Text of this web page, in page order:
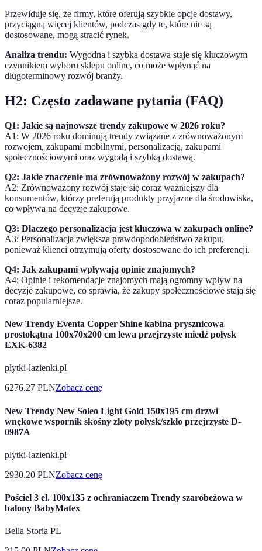
Przewiduje się, że firmy, które oferują szybkie opcje dostawy,
przyciągną więcej klientów, podczas gdy te, które nie są
dostosowane, mogą stracić rynek.
Analiza trendu: Wygodna i szybka dostawa staje się kluczowym
czynnikiem wyboru sklepu online, co może wpłynąć na
długoterminowy rozwój branży.
H2: Często zadawane pytania (FAQ)
Q1: Jakie są najnowsze trendy zakupowe w 2026 roku?
A1: W 2026 roku dominują trendy związane z zrównoważonym
rozwojem, zakupami mobilnymi, personalizacją, zakupami
społecznościowymi oraz wygodą i szybką dostawą.
Q2: Jakie znaczenie ma zrównoważony rozwój w zakupach?
A2: Zrównoważony rozwój staje się coraz ważniejszy dla
konsumentów, którzy preferują produkty przyjazne dla środowiska,
co wpływa na decyzje zakupowe.
Q3: Dlaczego personalizacja jest kluczowa w zakupach online?
A3: Personalizacja zwiększa prawdopodobieństwo zakupu,
ponieważ klienci otrzymują oferty dostosowane do ich preferencji.
Q4: Jak zakupami wpływają opinie znajomych?
A4: Opinie i rekomendacje znajomych mają ogromny wpływ na
decyzje zakupowe, co sprawia, że zakupy społecznościowe stają się
coraz popularniejsze.
New Trendy Eventa Copper Shine kabina prysznicowa
prostokątna 100x70x200 cm lewa przejrzyste miedź połysk
EXK-6382
plytki-lazienki.pl
6276.27 PLNZobacz cenę
New Trendy New Soleo Light Gold 150x195 cm drzwi
wnękowe wspornik skośny złoty połysk/szkło przejrzyste D-
0987A
plytki-lazienki.pl
2930.20 PLNZobacz cenę
Pościel 3 el. 100x135 z ochraniaczem Trendy szarobeżowa w
balony BabyMatex
Bella Storia PL